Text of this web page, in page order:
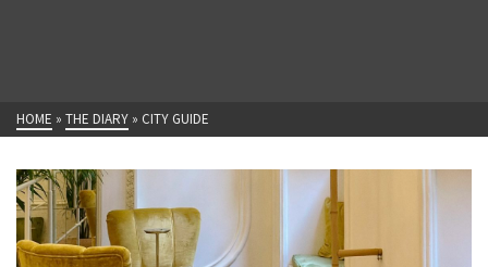
HOME » THE DIARY » CITY GUIDE